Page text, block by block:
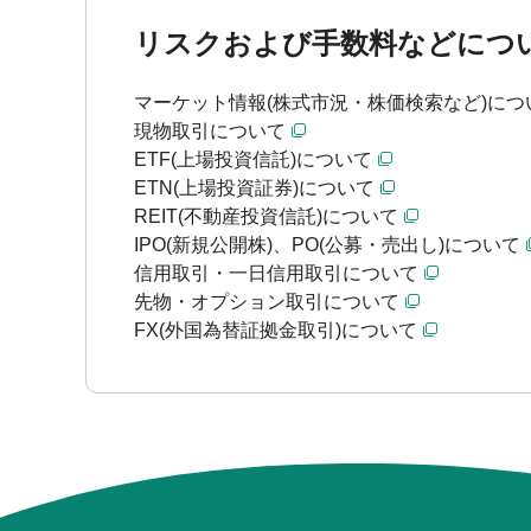
リスクおよび手数料などにつ
マーケット情報(株式市況・株価検索など)につ
現物取引について
ETF(上場投資信託)について
ETN(上場投資証券)について
REIT(不動産投資信託)について
IPO(新規公開株)、PO(公募・売出し)について
信用取引・一日信用取引について
先物・オプション取引について
FX(外国為替証拠金取引)について